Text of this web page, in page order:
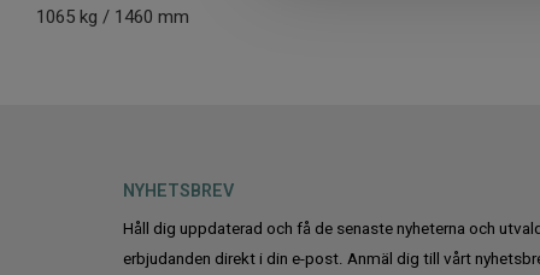
1065 kg / 1460 mm
NYHETSBREV
Håll dig uppdaterad och få de senaste nyheterna och
erbjudanden direkt i din e-post. Anmäl dig till vårt